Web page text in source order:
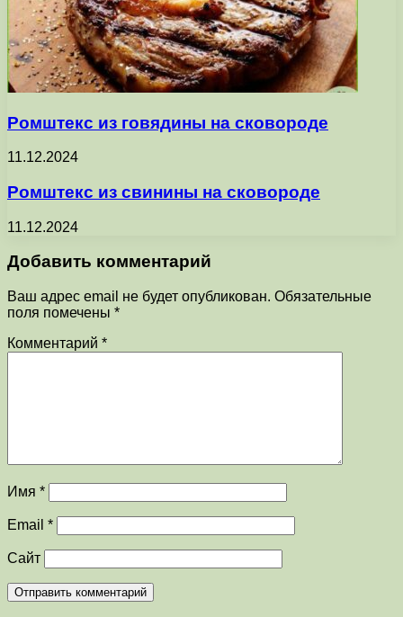
Ромштекс из говядины на сковороде
11.12.2024
Ромштекс из свинины на сковороде
11.12.2024
Добавить комментарий
Ваш адрес email не будет опубликован. Обязательные
поля помечены *
Комментарий *
Имя *
Email *
Сайт